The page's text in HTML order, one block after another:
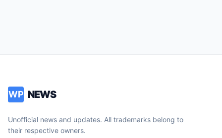
WP NEWS
Unofficial news and updates. All trademarks belong to
their respective owners.